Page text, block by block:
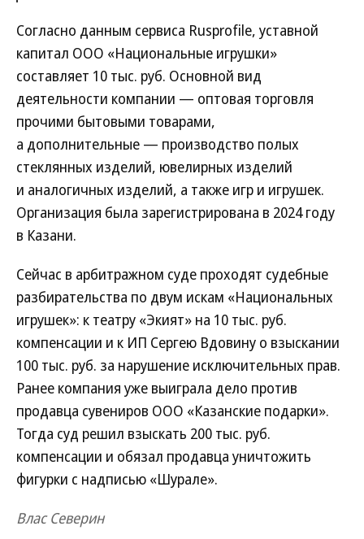
Согласно данным сервиса Rusprofile, уставной
капитал ООО «Национальные игрушки»
составляет 10 тыс. руб. Основной вид
деятельности компании — оптовая торговля
прочими бытовыми товарами,
а дополнительные — производство полых
стеклянных изделий, ювелирных изделий
и аналогичных изделий, а также игр и игрушек.
Организация была зарегистрирована в 2024 году
в Казани.
Сейчас в арбитражном суде проходят судебные
разбирательства по двум искам «Национальных
игрушек»: к театру «Экият» на 10 тыс. руб.
компенсации и к ИП Сергею Вдовину о взыскании
100 тыс. руб. за нарушение исключительных прав.
Ранее компания уже выиграла дело против
продавца сувениров ООО «Казанские подарки».
Тогда суд решил взыскать 200 тыс. руб.
компенсации и обязал продавца уничтожить
фигурки с надписью «Шурале».
Влас Северин